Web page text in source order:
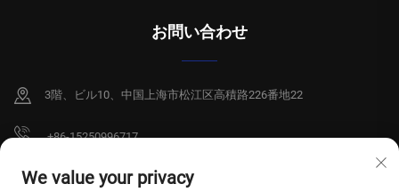
お問い合わせ
3階、ビル10、中国上海市松江区高積路226番地22
+86-15250996717
[email protected]
We value your privacy